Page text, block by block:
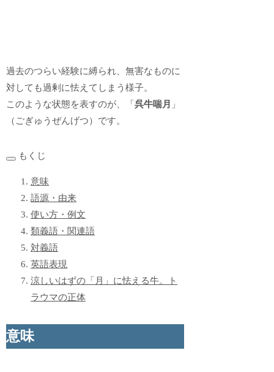
過去のつらい経験に縛られ、無害なものに
対しても過剰に怯えてしまう様子。
このような状態を表すのが、「呉牛喘月 」
（ごぎゅうぜんげつ）です。
もくじ
意味
語源・由来
使い方・例文
類義語・関連語
対義語
英語表現
涼しいはずの「月」に怯える牛。ト
ラウマの正体
意味